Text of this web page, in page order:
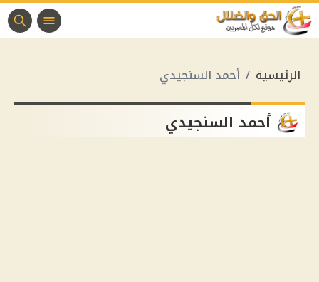
الرئيسية أحمد السنجيدي
أحمد السنجيدي